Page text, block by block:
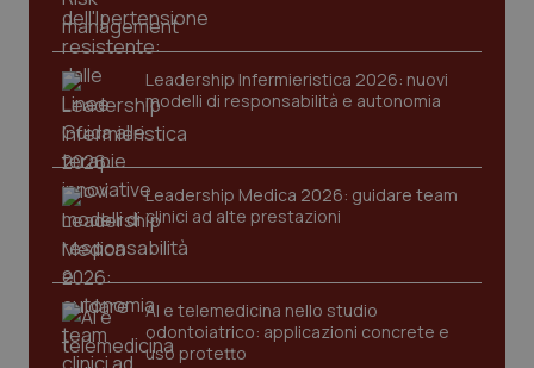
Leadership Infermieristica 2026: nuovi
modelli di responsabilità e autonomia
Leadership Medica 2026: guidare team
clinici ad alte prestazioni
AI e telemedicina nello studio
odontoiatrico: applicazioni concrete e
uso protetto
tracking-sites-ironfish-
session-id
www.quotidianosanita.it
_ga